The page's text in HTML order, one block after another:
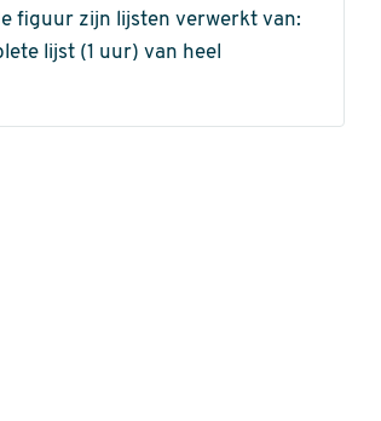
figuur zijn lijsten verwerkt van:
lijst (1 uur) van heel